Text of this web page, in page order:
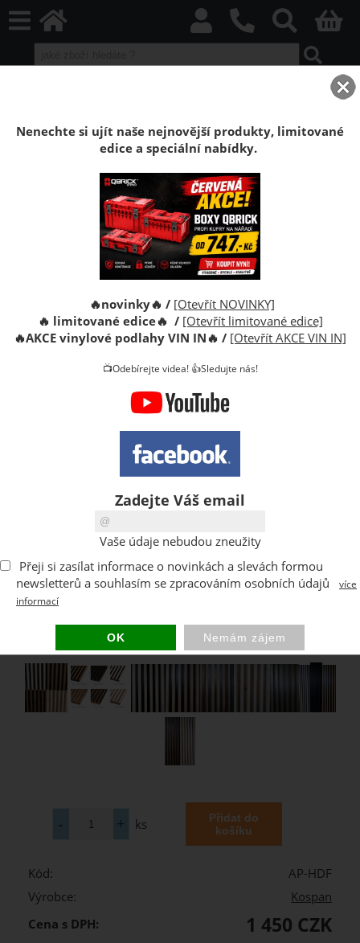
Dekorační akustické panely Kospan na desce / více dekorů
Dekorační akustické panely Kospan na zeď
na desce 15mm / více dekorů
Dekorativní akustické panely Kospan rozměru
2700x248x37 mm na stěnu. HDFdeska tloušťky
15mm a lamely 22mm. Jednoduchá a rýchlá montáž.
ks
Kód:
AP-HDF
Výrobce:
Kospan
Cena s DPH:
1 450 CZK
Nenechte si ujít naše nejnovější produkty, limitované
edice a speciální nabídky.
🔥novinky🔥 / [Otevřít NOVINKY]
🔥 limitované edice🔥 / [Otevřít limitované edice]
🔥AKCE vinylové podlahy VIN IN🔥 / [Otevřít AKCE VIN IN]
📺Odebírejte videa! 👍Sledujte nás!
Zadejte Váš email
Vaše údaje nebudou zneužity
Přeji si zasílat informace o novinkách a slevách formou
newsletterů a souhlasím se zpracováním osobních údajů
více
informací